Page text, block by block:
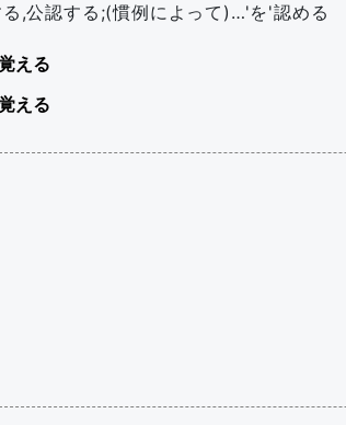
,公認する;(慣例によって)…'を'認める
える
える